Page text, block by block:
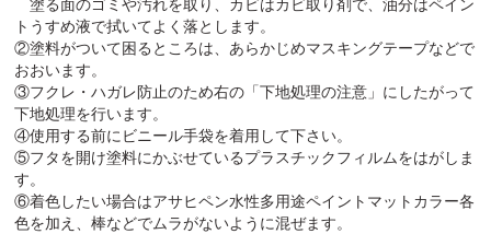
塗る面のゴミや汚れを取り、カビはカビ取り剤で、油分はペイン
トうすめ液で拭いてよく落とします。
②塗料がついて困るところは、あらかじめマスキングテープなどで
おおいます。
③フクレ・ハガレ防止のため右の「下地処理の注意」にしたがって
下地処理を行います。
④使用する前にビニール手袋を着用して下さい。
⑤フタを開け塗料にかぶせているプラスチックフィルムをはがしま
す。
⑥着色したい場合はアサヒペン水性多用途ペイントマットカラー各
色を加え、棒などでムラがないように混ぜます。